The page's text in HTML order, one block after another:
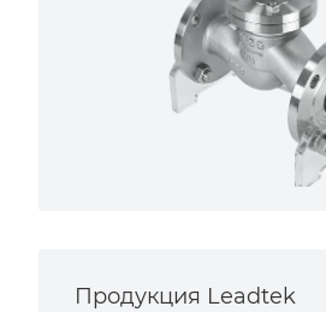
Продукция Leadtek